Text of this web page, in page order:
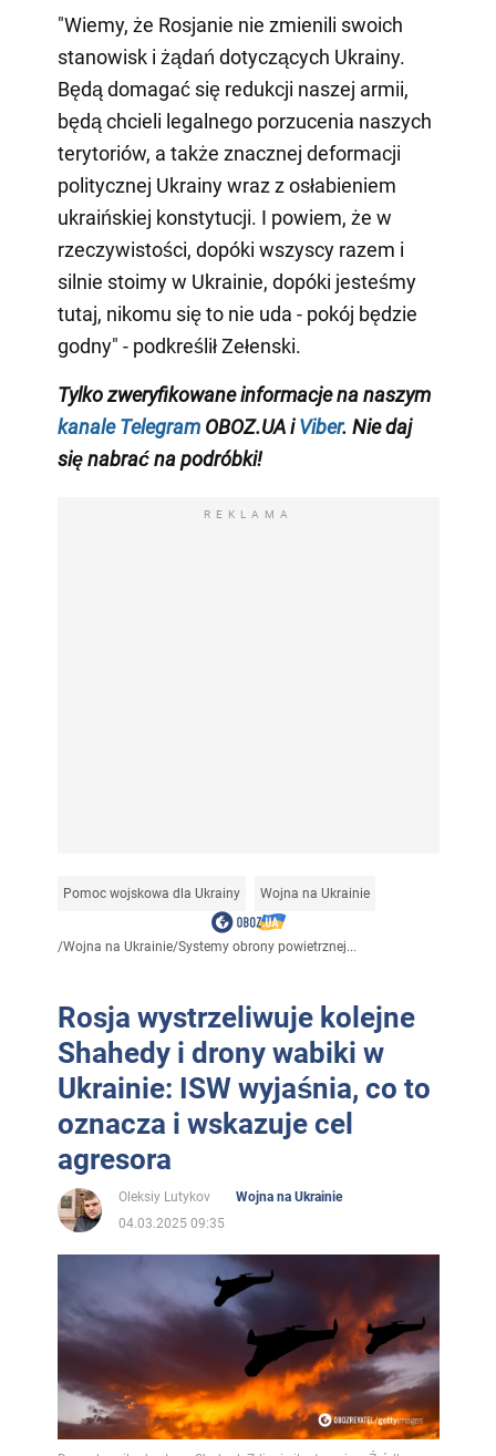
"Wiemy, że Rosjanie nie zmienili swoich
stanowisk i żądań dotyczących Ukrainy.
Będą domagać się redukcji naszej armii,
będą chcieli legalnego porzucenia naszych
terytoriów, a także znacznej deformacji
politycznej Ukrainy wraz z osłabieniem
ukraińskiej konstytucji. I powiem, że w
rzeczywistości, dopóki wszyscy razem i
silnie stoimy w Ukrainie, dopóki jesteśmy
tutaj, nikomu się to nie uda - pokój będzie
godny" - podkreślił Zełenski.
Tylko zweryfikowane informacje na naszym
kanale TelegramOBOZ.UA iViber. Nie daj
się nabrać na podróbki!
REKLAMA
Pomoc wojskowa dla Ukrainy Wojna na Ukrainie
/Wojna na Ukrainie/Systemy obrony powietrznej...
Rosja wystrzeliwuje kolejne
Shahedy i drony wabiki w
Ukrainie: ISW wyjaśnia, co to
oznacza i wskazuje cel
agresora
Oleksiy Lutykov
Wojna na Ukrainie
04.03.2025 09:35